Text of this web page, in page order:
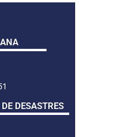
DESASTRES